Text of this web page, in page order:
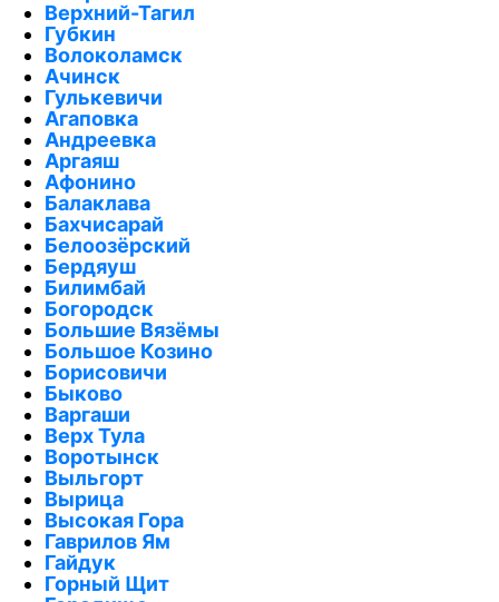
Верхний-Тагил
Губкин
Волоколамск
Ачинск
Гулькевичи
Агаповка
Андреевка
Аргаяш
Афонино
Балаклава
Бахчисарай
Белоозёрский
Бердяуш
Билимбай
Богородск
Большие Вязёмы
Большое Козино
Борисовичи
Быково
Варгаши
Верх Тула
Воротынск
Выльгорт
Вырица
Высокая Гора
Гаврилов Ям
Гайдук
Горный Щит